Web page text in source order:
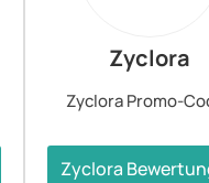
Zyclora
Zyclora Promo-
Zyclora